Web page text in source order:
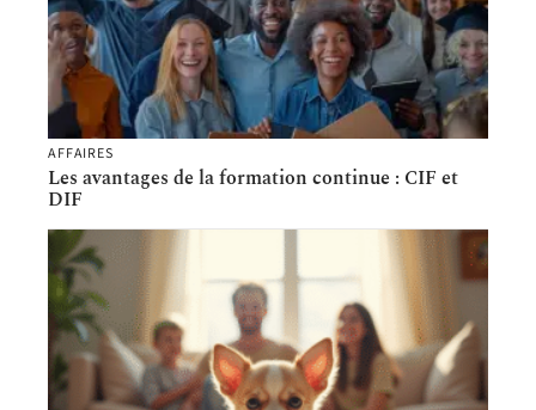
AFFAIRES
Les avantages de la formation continue : CIF et
DIF